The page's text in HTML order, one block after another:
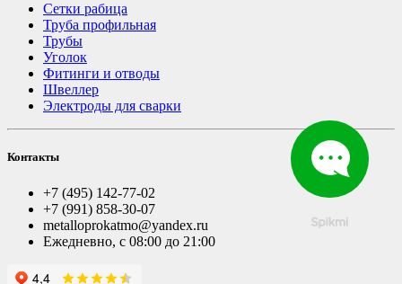
Сетки рабица
Труба профильная
Трубы
Уголок
Фитинги и отводы
Швеллер
Электроды для сварки
Контакты
+7 (495) 142-77-02
+7 (991) 858-30-07
metalloprokatmo@yandex.ru
Ежедневно, с 08:00 до 21:00